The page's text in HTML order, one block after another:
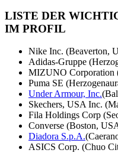
LISTE DER
IM PROFIL
Nike Inc. (Beaverton,
Adidas-Gruppe
MIZUNO Corporation
Puma SE
Under Armour, Inc.
Skechers, USA Inc.
Fila Holdings Corp
Converse (Boston,
Diadora S.p.A.
ASICS Corp. (Chuo